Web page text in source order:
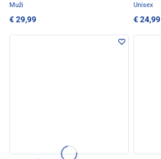
Muži
€ 29,99
Unisex
€ 24,99